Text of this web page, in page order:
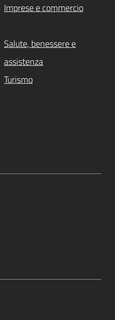
Imprese e commercio
Salute, benessere e
assistenza
Turismo